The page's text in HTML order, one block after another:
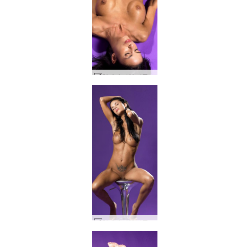
헬레나 카렐 퍼플 #25
헬레나 카렐 퍼플 헤이즈 #87